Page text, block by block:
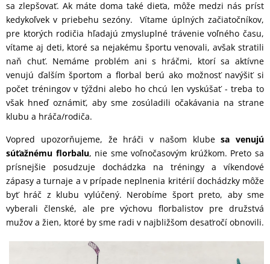
sa zlepšovať. Ak máte doma také dieťa, môže medzi nás prísť
kedykoľvek v priebehu sezóny. Vítame úplných začiatočníkov,
pre ktorých rodičia hľadajú zmysluplné trávenie voľného času,
vítame aj deti, ktoré sa nejakému športu venovali, avšak stratili
naň chuť. Nemáme problém ani s hráčmi, ktorí sa aktívne
venujú ďalším športom a florbal berú ako možnosť navýšiť si
počet tréningov v týždni alebo ho chcú len vyskúšať - treba to
však hneď oznámiť, aby sme zosúladili očakávania na strane
klubu a hráča/rodiča.
Vopred upozorňujeme, že hráči v našom klubesa venujú
súťažnému florbalu, nie sme voľnočasovým krúžkom. Preto sa
prísnejšie posudzuje dochádzka na tréningy a víkendové
zápasy a turnaje a v prípade neplnenia kritérií dochádzky môže
byť hráč z klubu vylúčený. Nerobíme šport preto, aby sme
vyberali členské, ale pre výchovu florbalistov pre družstvá
mužov a žien, ktoré by sme radi v najbližšom desaťročí obnovili.